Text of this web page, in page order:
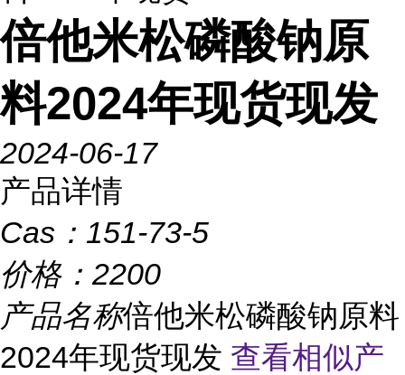
倍他米松磷酸钠原
料2024年现货现发
2024-06-17
产品详情
Cas： 151-73-5
价格： 2200
产品名称倍他米松磷酸钠原料
2024年现货现发 查看相似产